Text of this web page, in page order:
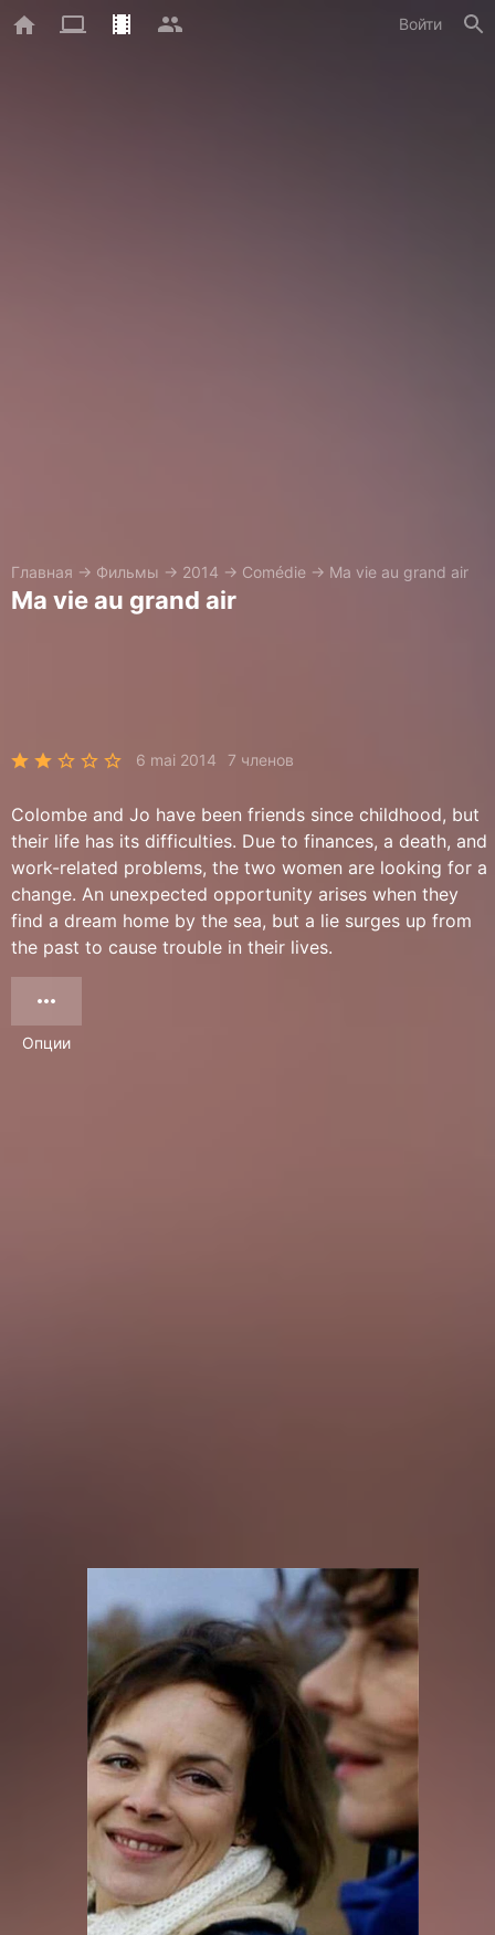
Войти
Главная → Фильмы → 2014 → Comédie → Ma vie au grand air
Ma vie au grand air
6 mai 2014 7 членов
Colombe and Jo have been friends since childhood, but
their life has its difficulties. Due to finances, a death, and
work-related problems, the two women are looking for a
change. An unexpected opportunity arises when they
find a dream home by the sea, but a lie surges up from
the past to cause trouble in their lives.
Опции